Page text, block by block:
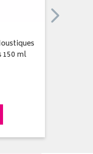
150 ml